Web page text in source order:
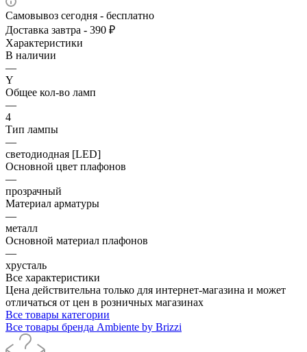
Самовывоз сегодня - бесплатно
Доставка завтра - 390 ₽
Характеристики
В наличии
—
Y
Общее кол-во ламп
—
4
Тип лампы
—
светодиодная [LED]
Основной цвет плафонов
—
прозрачный
Материал арматуры
—
металл
Основной материал плафонов
—
хрусталь
Все характеристики
Цена действительна только для интернет-магазина и может
отличаться от цен в розничных магазинах
Все товары категории
Все товары бренда Ambiente by Brizzi